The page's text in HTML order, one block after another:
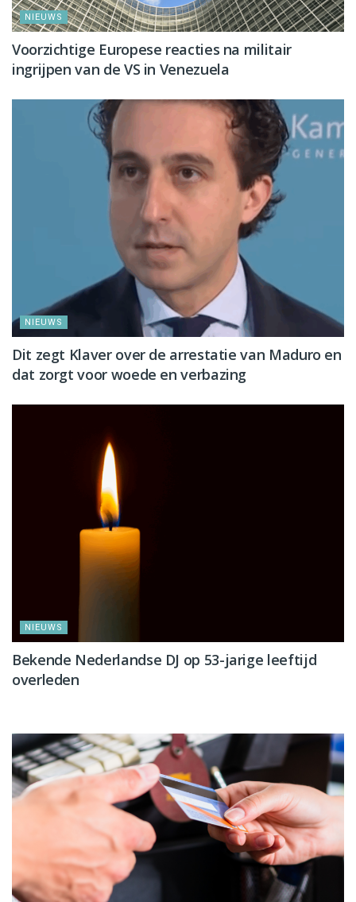
NIEUWS
Voorzichtige Europese reacties na militair
ingrijpen van de VS in Venezuela
NIEUWS
Dit zegt Klaver over de arrestatie van Maduro en
dat zorgt voor woede en verbazing
NIEUWS
Bekende Nederlandse DJ op 53-jarige leeftijd
overleden